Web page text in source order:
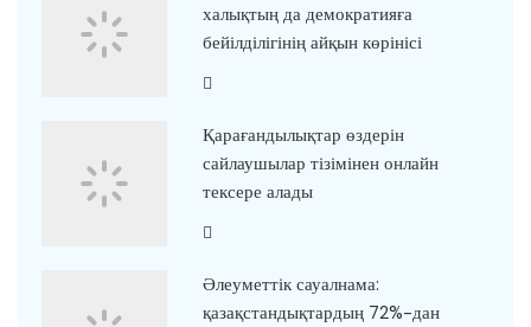
халықтың да демократияға
бейілділігінің айқын көрінісі
Қарағандылықтар өздерін
сайлаушылар тізімінен онлайн
тексере алады
Әлеуметтік сауалнама:
қазақстандықтардың 72%-дан